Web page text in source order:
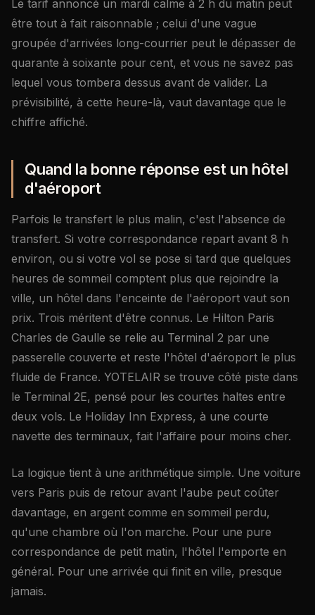
Le tarif annoncé un mardi calme à 2 h du matin peut
être tout à fait raisonnable ; celui d'une vague
groupée d'arrivées long-courrier peut le dépasser de
quarante à soixante pour cent, et vous ne savez pas
lequel vous tombera dessus avant de valider. La
prévisibilité, à cette heure-là, vaut davantage que le
chiffre affiché.
Quand la bonne réponse est un hôtel
d'aéroport
Parfois le transfert le plus malin, c'est l'absence de
transfert. Si votre correspondance repart avant 8 h
environ, ou si votre vol se pose si tard que quelques
heures de sommeil comptent plus que rejoindre la
ville, un hôtel dans l'enceinte de l'aéroport vaut son
prix. Trois méritent d'être connus. Le Hilton Paris
Charles de Gaulle se relie au Terminal 2 par une
passerelle couverte et reste l'hôtel d'aéroport le plus
fluide de France. YOTELAIR se trouve côté piste dans
le Terminal 2E, pensé pour les courtes haltes entre
deux vols. Le Holiday Inn Express, à une courte
navette des terminaux, fait l'affaire pour moins cher.
La logique tient à une arithmétique simple. Une voiture
vers Paris puis de retour avant l'aube peut coûter
davantage, en argent comme en sommeil perdu,
qu'une chambre où l'on marche. Pour une pure
correspondance de petit matin, l'hôtel l'emporte en
général. Pour une arrivée qui finit en ville, presque
jamais.